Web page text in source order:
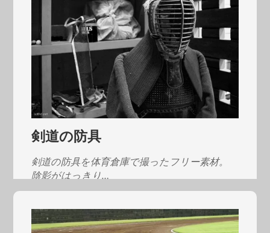
剣道の防具
剣道の防具を体育倉庫で撮ったフリー素材。
陰影がはっきり…